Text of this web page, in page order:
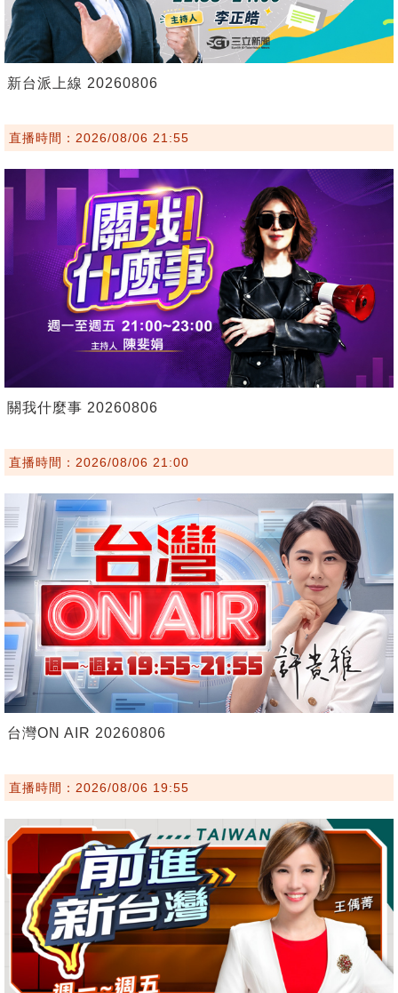
新台派上線 20260806
直播時間：2026/08/06 21:55
關我什麼事 20260806
直播時間：2026/08/06 21:00
台灣ON AIR 20260806
直播時間：2026/08/06 19:55